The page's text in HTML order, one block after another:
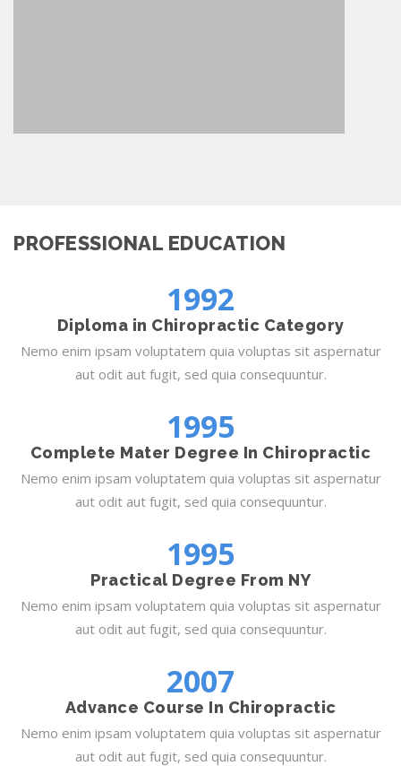
PROFESSIONAL EDUCATION
1992
Diploma in Chiropractic Category
Nemo enim ipsam voluptatem quia voluptas sit aspernatur
aut odit aut fugit, sed quia consequuntur.
1995
Complete Mater Degree In Chiropractic
Nemo enim ipsam voluptatem quia voluptas sit aspernatur
aut odit aut fugit, sed quia consequuntur.
1995
Practical Degree From NY
Nemo enim ipsam voluptatem quia voluptas sit aspernatur
aut odit aut fugit, sed quia consequuntur.
2007
Advance Course In Chiropractic
Nemo enim ipsam voluptatem quia voluptas sit aspernatur
aut odit aut fugit, sed quia consequuntur.